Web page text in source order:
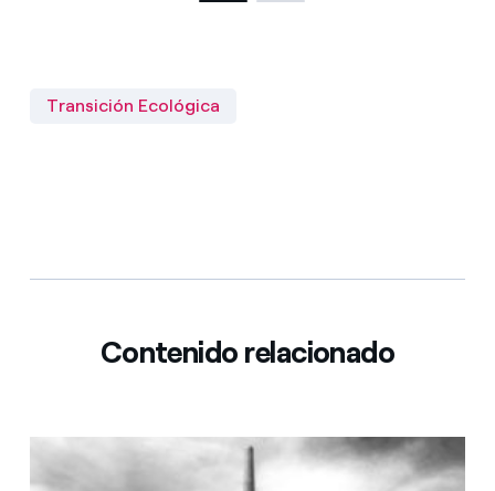
Transición Ecológica
Contenido relacionado